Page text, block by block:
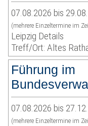
07.08.2026 bis
(mehrere Einzeltermine im
Leipzig Details
Treff/Ort: Altes
Führung im
07.08.2026 bis
(mehrere Einzeltermine im